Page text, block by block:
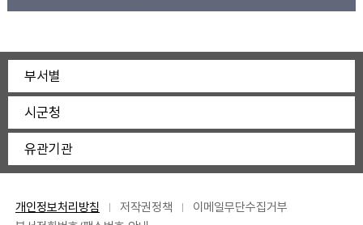
부서별
시군청
유관기관
개인정보처리방침 저작권정책
이메일무단수집거부